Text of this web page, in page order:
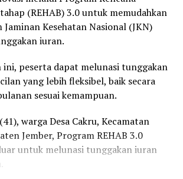
(REHAB) 3.0 untuk memudahkan
Kesehatan Nasional (JKN)
iuran.
peserta dapat melunasi tunggakan
yang lebih fleksibel, baik secara
sesuai kemampuan.
warga Desa Cakru, Kecamatan
Jember, Program REHAB 3.0
untuk melunasi tunggakan iuran